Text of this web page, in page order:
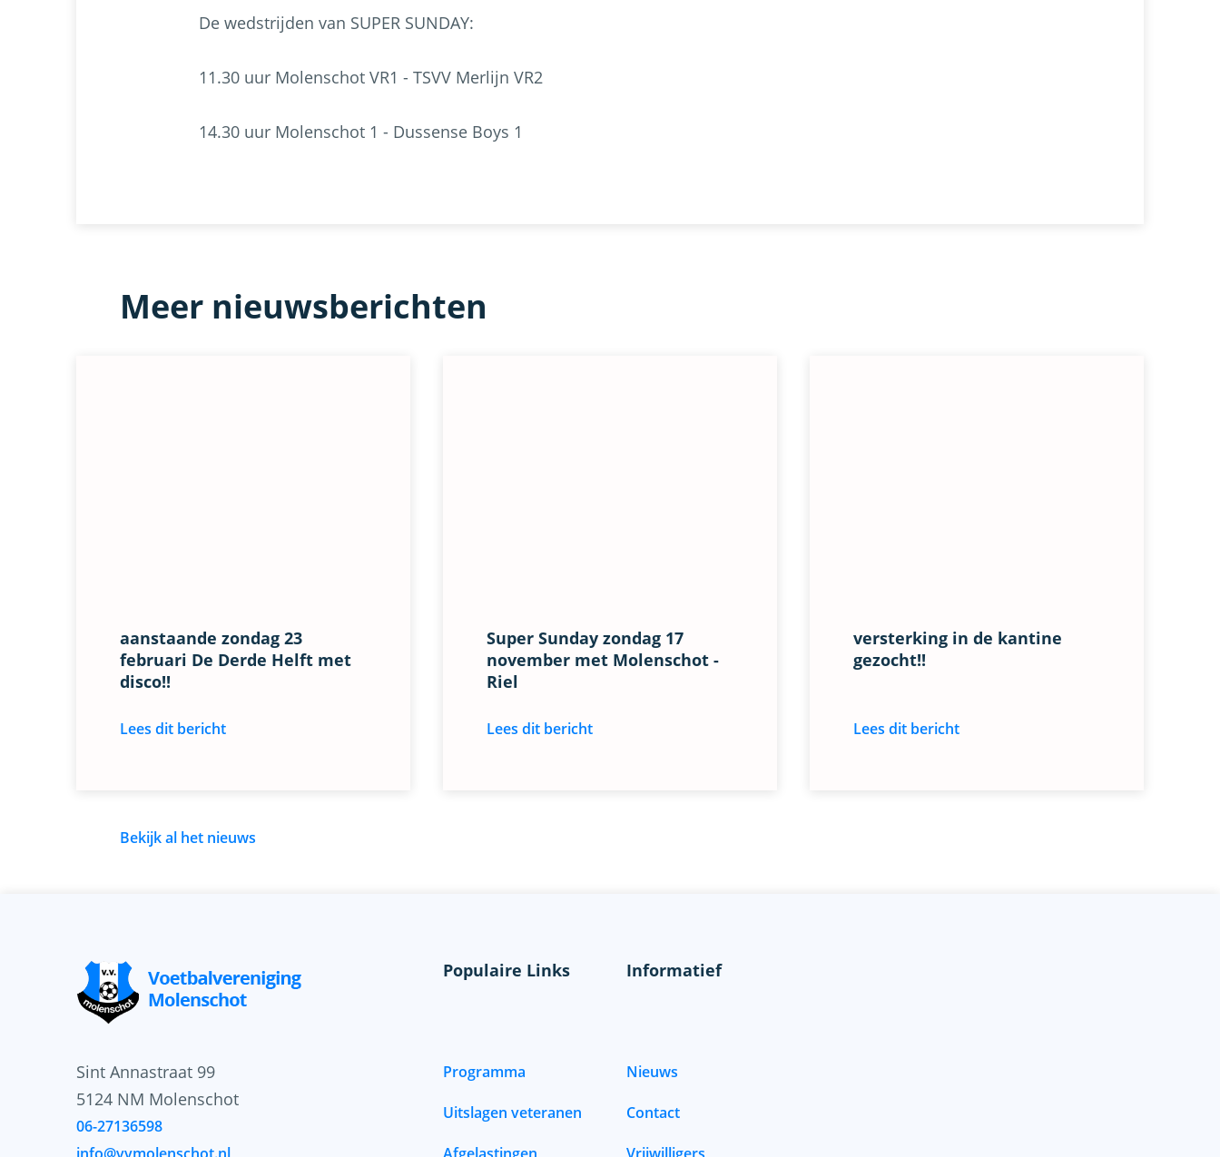
De wedstrijden van SUPER SUNDAY:
11.30 uur Molenschot VR1 - TSVV Merlijn VR2
14.30 uur Molenschot 1 - Dussense Boys 1
Meer nieuwsberichten
aanstaande zondag 23
februari De Derde Helft met
disco!!
Lees dit bericht
Super Sunday zondag 17
november met Molenschot -
Riel
Lees dit bericht
versterking in de kantine
gezocht!!
Lees dit bericht
Bekijk al het nieuws
Sint Annastraat 99
5124 NM Molenschot
06-27136598
Populaire Links
Programma
Uitslagen veteranen
Informatief
Nieuws
Contact